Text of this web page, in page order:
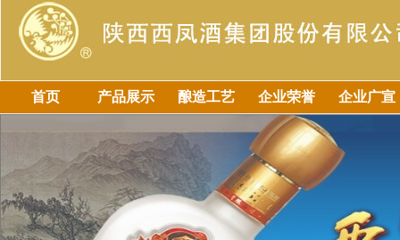
首页 产品展示 酿造工艺 企业荣誉 企业广宣